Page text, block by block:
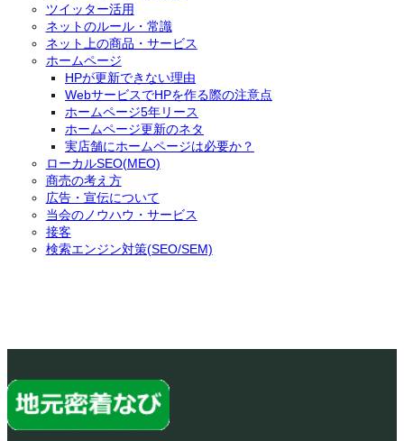
ツイッター活用
ネットのルール・常識
ネット上の商品・サービス
ホームページ
HPが更新できない理由
WebサービスでHPを作る際の注意点
ホームページ5年リース
ホームページ更新のネタ
実店舗にホームページは必要か？
ローカルSEO(MEO)
商売の考え方
広告・宣伝について
当会のノウハウ・サービス
接客
検索エンジン対策(SEO/SEM)